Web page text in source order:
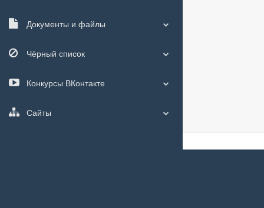
Документы и файлы
Чёрный список
Конкурсы ВКонтакте
Сайты